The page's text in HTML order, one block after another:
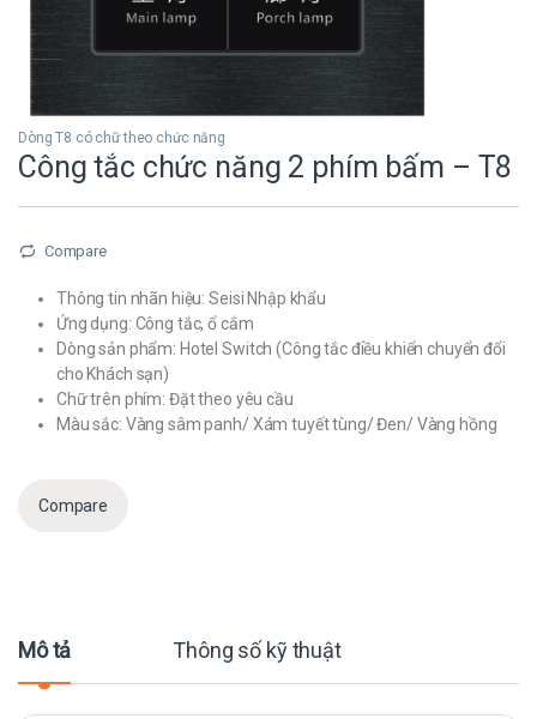
Dòng T8 có chữ theo chức năng
Công tắc chức năng 2 phím bấm – T8
Compare
Thông tin nhãn hiệu: Seisi Nhập khẩu
Ứng dụng: Công tắc, ổ cắm
Dòng sản phẩm: Hotel Switch (Công tắc điều khiển chuyển đổi
cho Khách sạn)
Chữ trên phím: Đặt theo yêu cầu
Màu sắc: Vàng sâm panh/ Xám tuyết tùng/ Đen/ Vàng hồng
Compare
Mô tả Thông số kỹ thuật